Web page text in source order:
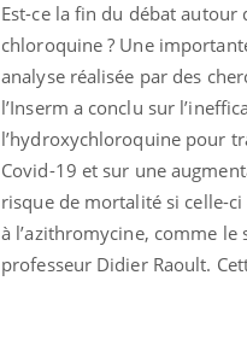
Est-ce la fin du débat autour
chloroquine ? Une
analyse réalisée par des
l’Inserm a conclu sur
l’hydroxychloroquine pour
Covid-19 et sur une
risque de mortalité si celle-ci
à l’azithromycine, comme le
professeur Didier Raoult.
Hantavirus : un cas
détecté chez un touriste
en France
rapport s’interroge sur
son taux élevé en
Grossesse à risque :
naturel attire l'attention
des chercheurs